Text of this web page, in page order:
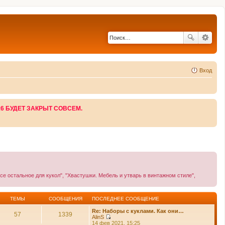
Вход
БУДЕТ ЗАКРЫТ СОВСЕМ.
остальное для кукол", "Хвастушки. Мебель и утварь в винтажном стиле",
ТЕМЫ СООБЩЕНИЯ ПОСЛЕДНЕЕ СООБЩЕНИЕ
57 1339
Re: Наборы с куклами. Как они…
AlinS
П
14 фев 2021, 15:25